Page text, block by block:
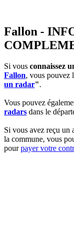
Fallon -
Si vous connaissez
Fallon, vous pouvez
un radar".
Vous pouvez
radars dans le
Si vous avez reçu un
la commune, vous
pourpayer votre